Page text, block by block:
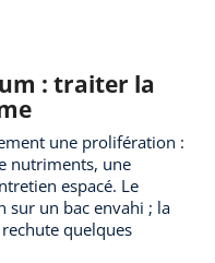
: traiter la
une prolifération :
nutriments, une
espacé. Le
sur un bac envahi ; la
quelques